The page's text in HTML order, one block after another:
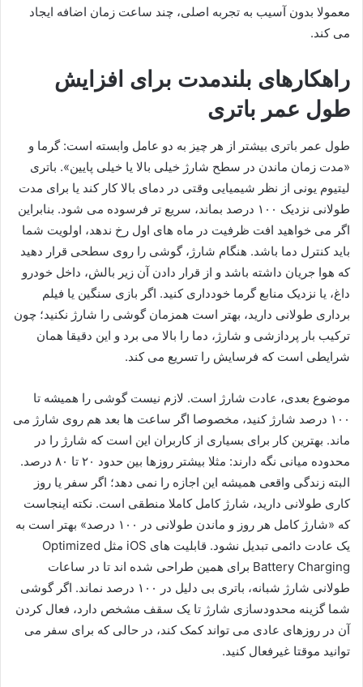
معمولا بدون آسیب به تجربه اصلی، چند ساعت زمان اضافه ایجاد
می کند.
راهکارهای بلندمدت برای افزایش
طول عمر باتری
طول عمر باتری بیشتر از هر چیز به دو عامل وابسته است: گرما و
«مدت زمان ماندن در سطح شارژ خیلی بالا یا خیلی پایین». باتری
لیتیوم یونی از نظر شیمیایی وقتی در دمای بالا کار کند یا برای مدت
طولانی نزدیک ۱۰۰ درصد بماند، سریع تر فرسوده می شود. بنابراین
اگر می خواهید افت ظرفیت در ماه های اول رخ ندهد، اولویت شما
باید کنترل دما باشد. هنگام شارژ، گوشی را روی سطحی قرار دهید
که هوا جریان داشته باشد و از قرار دادن آن زیر بالش، داخل خودرو
داغ، یا نزدیک منابع گرما خودداری کنید. اگر بازی سنگین یا فیلم
برداری طولانی دارید، بهتر است همزمان گوشی را شارژ نکنید؛ چون
ترکیب بار پردازشی و شارژ، دما را بالا می برد و این دقیقا همان
شرایطی است که فرسایش را تسریع می کند.
موضوع بعدی، عادت شارژ است. لازم نیست گوشی را همیشه تا
۱۰۰ درصد شارژ کنید، مخصوصا اگر ساعت ها بعد هم روی شارژ می
ماند. بهترین کار برای بسیاری از کاربران این است که شارژ را در
محدوده میانی نگه دارند: مثلا بیشتر روزها بین حدود ۲۰ تا ۸۰ درصد.
البته زندگی واقعی همیشه این اجازه را نمی دهد؛ اگر سفر یا روز
کاری طولانی دارید، شارژ کامل کاملا منطقی است. نکته اینجاست
که «شارژ کامل هر روز و ماندن طولانی در ۱۰۰ درصد» بهتر است به
یک عادت دائمی تبدیل نشود. قابلیت های iOS مثل Optimized
Battery Charging برای همین طراحی شده اند تا در ساعات
طولانی شارژ شبانه، باتری بی دلیل در ۱۰۰ درصد نماند. اگر گوشی
شما گزینه محدودسازی شارژ تا یک سقف مشخص دارد، فعال کردن
آن در روزهای عادی می تواند کمک کند، در حالی که برای سفر می
توانید موقتا غیرفعال کنید.